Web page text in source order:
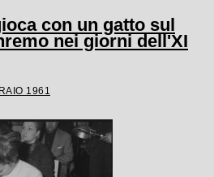
con un gatto sul
nei giorni dell'XI
1961